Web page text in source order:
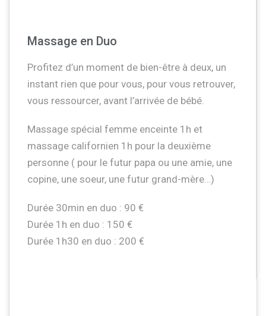
Massage en Duo
Profitez d’un moment de bien-être à deux, un
instant rien que pour vous, pour vous retrouver,
vous ressourcer, avant l’arrivée de bébé.
Massage spécial femme enceinte 1h et
massage californien 1h pour la deuxième
personne ( pour le futur papa ou une amie, une
copine, une soeur, une futur grand-mère…)
Durée 30min en duo : 90 €
Durée 1h en duo : 150 €
Durée 1h30 en duo : 200 €